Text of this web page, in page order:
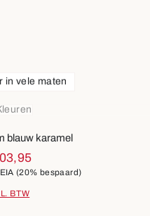
in vele maten
blauw karamel
(20% bespaard)
BTW